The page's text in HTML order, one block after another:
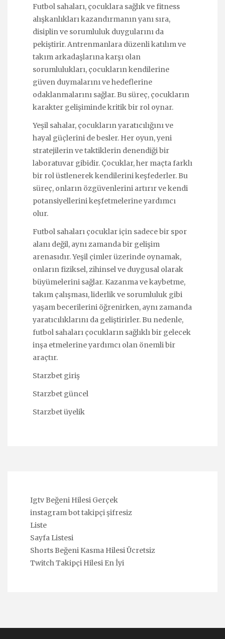
Futbol sahaları, çocuklara sağlık ve fitness
alışkanlıkları kazandırmanın yanı sıra,
disiplin ve sorumluluk duygularını da
pekiştirir. Antrenmanlara düzenli katılım ve
takım arkadaşlarına karşı olan
sorumlulukları, çocukların kendilerine
güven duymalarını ve hedeflerine
odaklanmalarını sağlar. Bu süreç, çocukların
karakter gelişiminde kritik bir rol oynar.
Yeşil sahalar, çocukların yaratıcılığını ve
hayal güçlerini de besler. Her oyun, yeni
stratejilerin ve taktiklerin denendiği bir
laboratuvar gibidir. Çocuklar, her maçta farklı
bir rol üstlenerek kendilerini keşfederler. Bu
süreç, onların özgüvenlerini artırır ve kendi
potansiyellerini keşfetmelerine yardımcı
olur.
Futbol sahaları çocuklar için sadece bir spor
alanı değil, aynı zamanda bir gelişim
arenasıdır. Yeşil çimler üzerinde oynamak,
onların fiziksel, zihinsel ve duygusal olarak
büyümelerini sağlar. Kazanma ve kaybetme,
takım çalışması, liderlik ve sorumluluk gibi
yaşam becerilerini öğrenirken, aynı zamanda
yaratıcılıklarını da geliştirirler. Bu nedenle,
futbol sahaları çocukların sağlıklı bir gelecek
inşa etmelerine yardımcı olan önemli bir
araçtır.
Starzbet giriş
Starzbet güncel
Starzbet üyelik
Igtv Beğeni Hilesi Gerçek
instagram bot takipçi şifresiz
Liste
Sayfa Listesi
Shorts Beğeni Kasma Hilesi Ücretsiz
Twitch Takipçi Hilesi En İyi